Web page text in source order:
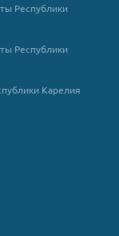
Республики
Республики
Карелия